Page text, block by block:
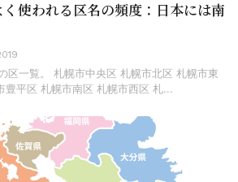
使われる区名の頻度：日本には南
区一覧。 札幌市中央区 札幌市北区 札幌市東
豊平区 札幌市南区 札幌市西区 札...